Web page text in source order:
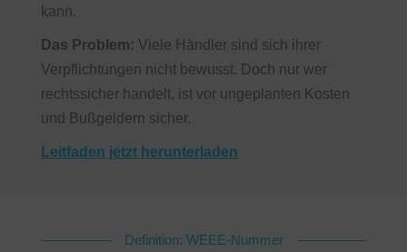
kann.
Das Problem: Viele Händler sind sich ihrer
Verpflichtungen nicht bewusst. Doch nur wer
rechtssicher handelt, ist vor ungeplanten Kosten
und Bußgeldern sicher.
Leitfaden jetzt herunterladen
Definition: WEEE-Nummer